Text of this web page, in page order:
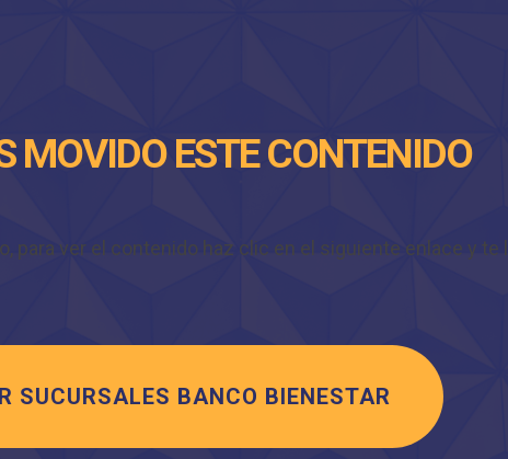
MOVIDO ESTE CONTENIDO
para ver el contenido haz clic en el siguiente enlace y te
SUCURSALES BANCO BIENESTAR